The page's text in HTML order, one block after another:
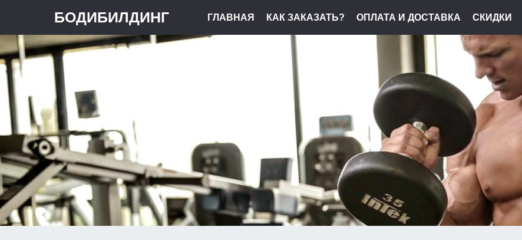
БОДИБИЛДИНГ ГЛАВНАЯ КАК ЗАКАЗАТЬ? ОПЛАТА И ДОСТАВКА СКИДКИ